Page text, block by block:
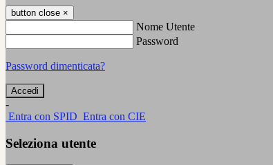
button close ×
Nome Utente
Password
Password dimenticata?
-
Entra con SPID Entra con CIE
Seleziona utente